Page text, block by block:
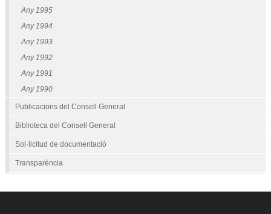
Any 1995
Any 1994
Any 1993
Any 1992
Any 1991
Any 1990
Publicacions del Consell General
Biblioteca del Consell General
Sol·licitud de documentació
Transparència